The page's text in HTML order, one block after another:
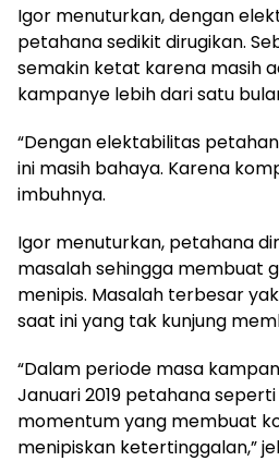
Igor menuturkan, dengan
petahana sedikit dirugikan.
semakin ketat karena masih
kampanye lebih dari satu
“Dengan elektabilitas
ini masih bahaya. Karena
imbuhnya.
Igor menuturkan, petahana
masalah sehingga membuat
menipis. Masalah terbesar
saat ini yang tak kunjung
“Dalam periode masa
Januari 2019 petahana
momentum yang membuat
menipiskan ketertinggalan,”